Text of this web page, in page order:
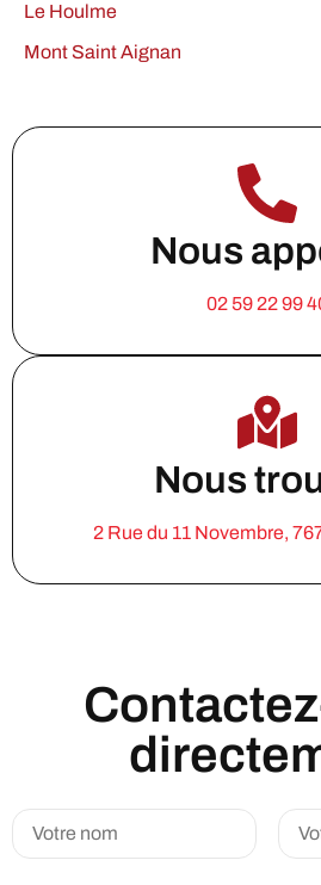
Le Houlme
Mont Saint Aignan
Nous
02 59 22 99
Nous
2 Rue du 11 Novembre,